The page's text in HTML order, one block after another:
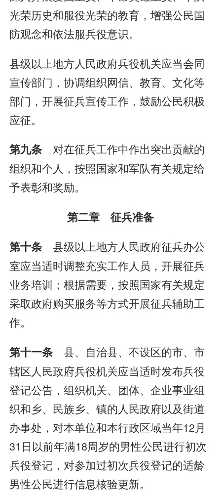
光荣历史和服役光荣的教育，增强公民国
防观念和依法服兵役意识。
县级以上地方人民政府兵役机关应当会同
宣传部门，协调组织网信、教育、文化等
部门，开展征兵宣传工作，鼓励公民积极
应征。
第九条 对在征兵工作中作出突出贡献的
组织和个人，按照国家和军队有关规定给
予表彰和奖励。
第二章 征兵准备
第十条 县级以上地方人民政府征兵办公
室应当适时调整充实工作人员，开展征兵
业务培训；根据需要，按照国家有关规定
采取政府购买服务等方式开展征兵辅助工
作。
第十一条 县、自治县、不设区的市、市
辖区人民政府兵役机关应当适时发布兵役
登记公告，组织机关、团体、企业事业组
织和乡、民族乡、镇的人民政府以及街道
办事处，对本单位和本行政区域当年12月
31日以前年满18周岁的男性公民进行初次
兵役登记，对参加过初次兵役登记的适龄
男性公民进行信息核验更新。